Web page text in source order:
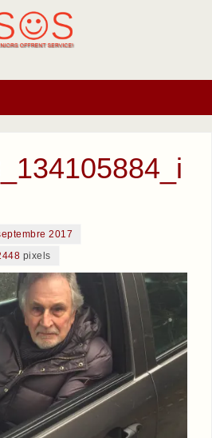
2017
pixels